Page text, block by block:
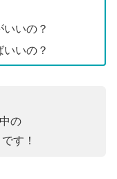
いの？
いの？
の
す！